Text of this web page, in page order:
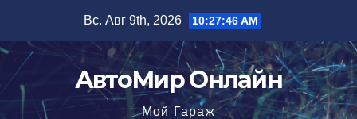
содержимому
Вс. Авг 9th, 2026 10:27:47 AM
АвтоМир Онлайн
Мой Гараж